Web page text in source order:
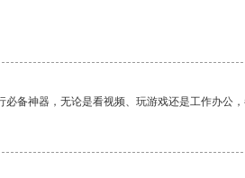
备神器，无论是看视频、玩游戏还是工作办公